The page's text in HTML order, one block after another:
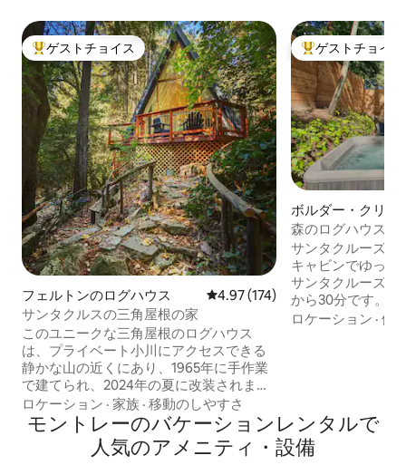
大好評のゲストチョイスです。
ゲストチョイス
フェルトンのログハウス レビュー174件、5つ星中4.97つ
4.97 (174)
サンタクルスの三角屋根の家
このユニークな三角屋根のログハウス
は、プライベート小川にアクセスできる
静かな山の近くにあり、1965年に手作業
で建てられ、2024年の夏に改装されまし
た。 レッドウッドの小川のほとりにある
小さな天国です。 *ヘンリー・カウエル・
レッドウッド州立公園、ロアリングキャ
ンプ鉄道、ロック・ロモンド・レクリエ
ロケーション · 家族 · 移動のしやすさ
大好評のゲスト
ゲストチョイス
ボルダー・クリー
ウス
森のログハウスと
サンタクルーズ山
キャビンでゆっく
サンタクルーズの
から30分です。
ィートのワンル
焚き火台、ハンモ
とおくつろぎいた
風の強い一方通行
ロケーション ·価
モントレーのバケーションレンタルで
人気のアメニティ・設備